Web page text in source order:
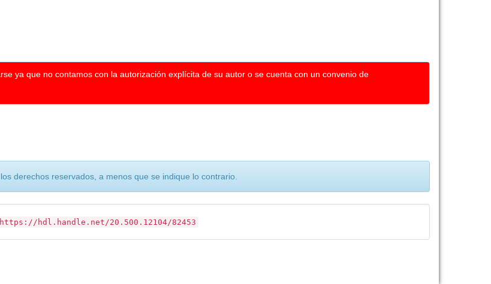
ya que no contamos con la autorización explícita de su autor o se cuenta con un convenio de
derechos reservados, a menos que se indique lo contrario.
https://hdl.handle.net/20.500.12104/82453